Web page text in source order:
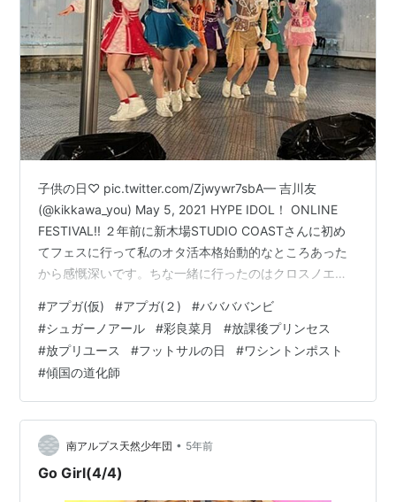
子供の日♡ pic.twitter.com/Zjwywr7sbA— 吉川友
(@kikkawa_you) May 5, 2021 HYPE IDOL！ ONLINE
FESTIVAL!! ２年前に新木場STUDIO COASTさんに初め
てフェスに行って私のオタ活本格始動的なところあった
から感慨深いです。ちな一緒に行ったのはクロスノエシ
pic.twitter.com/XuN4touwZl— 工藤 菫 アップアップガ
ールズ（仮）新メンバー (@uug_new_sumire) April 16,
2021 ■アップアップガールズ(２) OUT D…
#アプガ(仮) #アプガ(２) #ババババンビ
#シュガーノアール #彩良菜月 #放課後プリンセス
#放プリユース #フットサルの日 #ワシントンポスト
#傾国の道化師
南アルプス天然少年団 • 5年前
Go Girl(4/4)